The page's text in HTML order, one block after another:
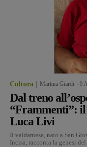
Cultura Martina Giardi 9
Dal treno
“Frammenti”:
Luca Livi
Il valdarnese, nato a San
Incisa, racconta la genesi del